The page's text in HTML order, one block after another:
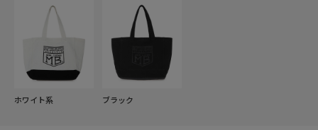
ホワイト系 ブラック